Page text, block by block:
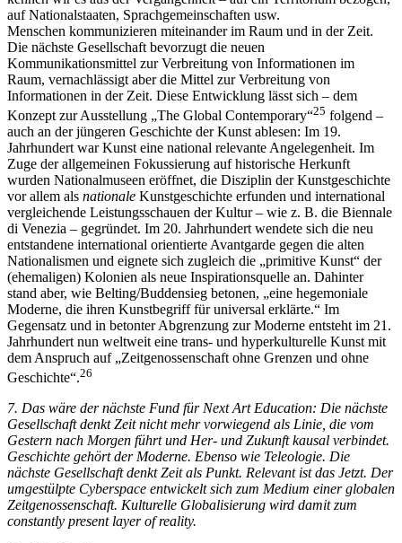
auf Nationalstaaten, Sprachgemeinschaften usw.
Menschen kommunizieren miteinander im Raum und in der Zeit.
Die nächste Gesellschaft bevorzugt die neuen
Kommunikationsmittel zur Verbreitung von Informationen im
Raum, vernachlässigt aber die Mittel zur Verbreitung von
Informationen in der Zeit. Diese Entwicklung lässt sich – dem
Konzept zur Ausstellung „The Global Contemporary“25 folgend –
auch an der jüngeren Geschichte der Kunst ablesen: Im 19.
Jahrhundert war Kunst eine national relevante Angelegenheit. Im
Zuge der allgemeinen Fokussierung auf historische Herkunft
wurden Nationalmuseen eröffnet, die Disziplin der Kunstgeschichte
vor allem als nationale Kunstgeschichte erfunden und international
vergleichende Leistungsschauen der Kultur – wie z. B. die Biennale
di Venezia – gegründet. Im 20. Jahrhundert wendete sich die neu
entstandene international orientierte Avantgarde gegen die alten
Nationalismen und eignete sich zugleich die „primitive Kunst“ der
(ehemaligen) Kolonien als neue Inspirationsquelle an. Dahinter
stand aber, wie Belting/Buddensieg betonen, „eine hegemoniale
Moderne, die ihren Kunstbegriff für universal erklärte.“ Im
Gegensatz und in betonter Abgrenzung zur Moderne entsteht im 21.
Jahrhundert nun weltweit eine trans- und hyperkulturelle Kunst mit
dem Anspruch auf „Zeitgenossenschaft ohne Grenzen und ohne
Geschichte“.26
7. Das wäre der nächste Fund für Next Art Education: Die nächste
Gesellschaft denkt Zeit nicht mehr vorwiegend als Linie, die vom
Gestern nach Morgen führt und Her- und Zukunft kausal verbindet.
Geschichte gehört der Moderne. Ebenso wie Teleologie. Die
nächste Gesellschaft denkt Zeit als Punkt. Relevant ist das Jetzt. Der
umgestülpte Cyberspace entwickelt sich zum Medium einer globalen
Zeitgenossenschaft. Kulturelle Globalisierung wird damit zum
constantly present layer of reality.